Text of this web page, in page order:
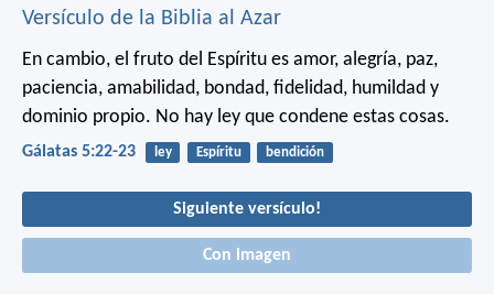
Versículo de la Biblia al Azar
En cambio, el fruto del Espíritu es amor, alegría, paz,
paciencia, amabilidad, bondad, fidelidad, humildad y
dominio propio. No hay ley que condene estas cosas.
Gálatas 5:22-23 ley Espíritu bendición
Siguiente versículo!
Con imagen